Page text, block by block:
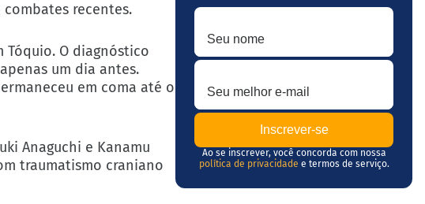
recentes.
O diagnóstico
um dia antes.
em coma até o
Anaguchi e Kanamu
traumatismo craniano
Seu nome
Seu melhor e-mail
Ao se inscrever, você concorda com nossa
política de privacidade e termos de serviço.